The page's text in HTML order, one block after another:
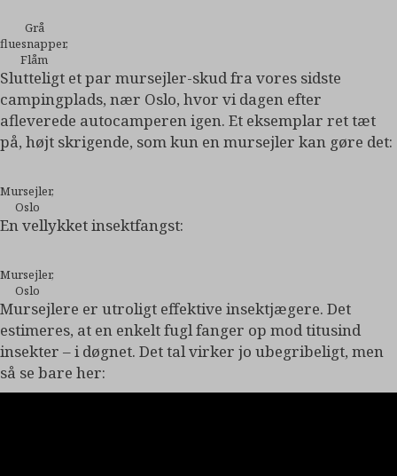
Grå
fluesnapper,
Flåm
Slutteligt et par mursejler-skud fra vores sidste
campingplads, nær Oslo, hvor vi dagen efter
afleverede autocamperen igen. Et eksemplar ret tæt
på, højt skrigende, som kun en mursejler kan gøre det:
Mursejler,
Oslo
En vellykket insektfangst:
Mursejler,
Oslo
Mursejlere er utroligt effektive insektjægere. Det
estimeres, at en enkelt fugl fanger op mod titusind
insekter – i døgnet. Det tal virker jo ubegribeligt, men
så se bare her: